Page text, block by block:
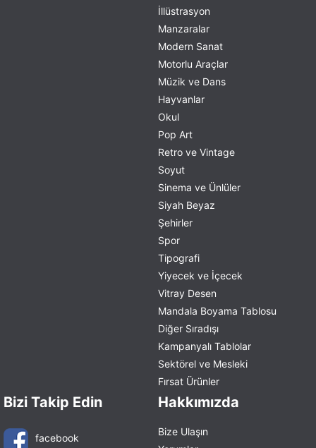
İllüstrasyon
Manzaralar
Modern Sanat
Motorlu Araçlar
Müzik ve Dans
Hayvanlar
Okul
Pop Art
Retro ve Vintage
Soyut
Sinema ve Ünlüler
Siyah Beyaz
Şehirler
Spor
Tipografi
Yiyecek ve İçecek
Vitray Desen
Mandala Boyama Tablosu
Diğer Sıradışı
Kampanyalı Tablolar
Sektörel ve Mesleki
Fırsat Ürünler
Bizi Takip Edin
facebook
Hakkımızda
Bize Ulaşın